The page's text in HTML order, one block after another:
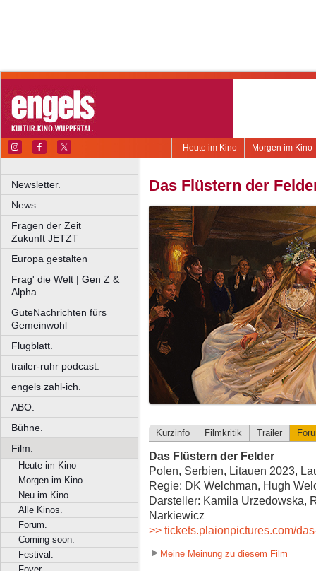
Morgen im Kino
Heute im Kino
Newsletter.
News.
Fragen der Zeit
Zukunft JETZT
Europa gestalten
Frag' die Welt | Gen Z &
Alpha
GuteNachrichten fürs
Gemeinwohl
Flugblatt.
trailer-ruhr podcast.
engels zahl-ich.
ABO.
Bühne.
Film.
Heute im Kino
Morgen im Kino
Neu im Kino
Alle Kinos.
Forum.
Coming soon.
Festival.
Das Flüstern der
Kurzinfo Filmkritik Trailer
Das Flüstern der Felder
Polen, Serbien, Litauen 2023,
Regie: DK Welchman, Hugh
Darsteller: Kamila Urzedowska,
Narkiewicz
>> tickets.plaionpictures.com/
Meine Meinung zu diesem Film